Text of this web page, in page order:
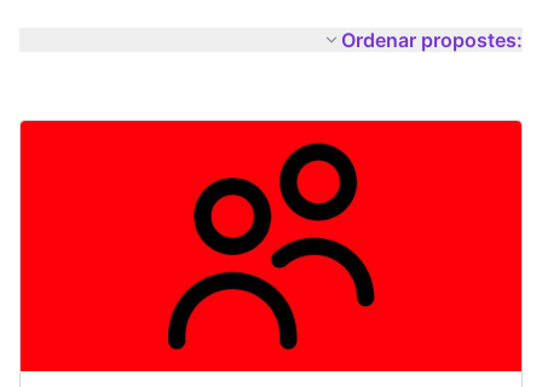
Ordenar propostes: